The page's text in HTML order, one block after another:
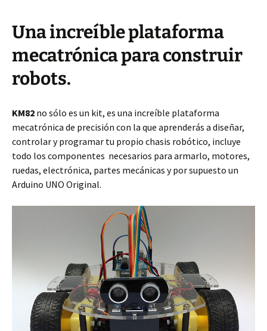
Una increíble plataforma
mecatrónica para construir
robots.
KM82 no sólo es un kit, es una increíble plataforma
mecatrónica de precisión con la que aprenderás a diseñar,
controlar y programar tu propio chasis robótico, incluye
todo los componentes necesarios para armarlo, motores,
ruedas, electrónica, partes mecánicas y por supuesto un
Arduino UNO Original.